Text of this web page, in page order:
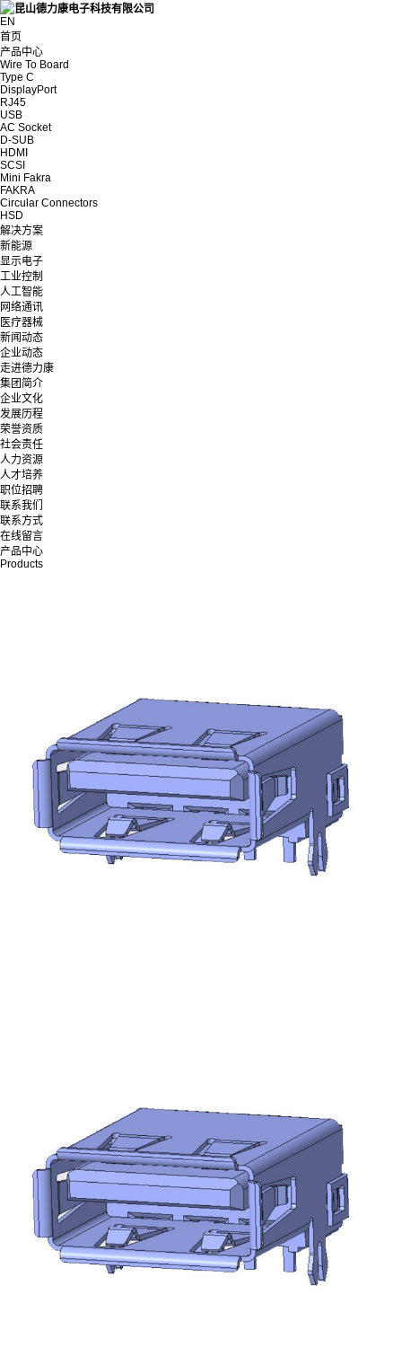
EN
首页
产品中心
Wire To Board
Type C
DisplayPort
RJ45
USB
AC Socket
D-SUB
HDMI
SCSI
Mini Fakra
FAKRA
Circular Connectors
HSD
解决方案
新能源
显示电子
工业控制
人工智能
网络通讯
医疗器械
新闻动态
企业动态
走进德力康
集团简介
企业文化
发展历程
荣誉资质
社会责任
人力资源
人才培养
职位招聘
联系我们
联系方式
在线留言
产品中心
Products